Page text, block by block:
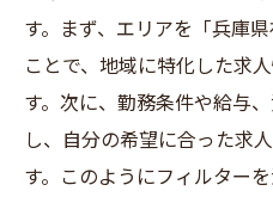
す。まず、エリアを「兵庫
ことで、地域に特化した求
す。次に、勤務条件や給与
し、自分の希望に合った求
す。このようにフィルター